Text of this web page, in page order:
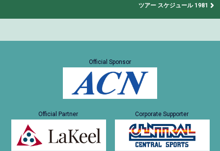
ツアー スケジュール 1981
Official Sponsor
Official Partner Corporate Supporter